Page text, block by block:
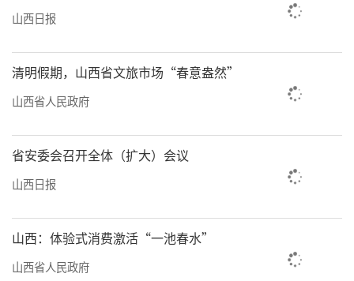
山西日报
清明假期，山西省文旅市场“春意盎然”
山西省人民政府
省安委会召开全体（扩大）会议
山西日报
山西：体验式消费激活“一池春水”
山西省人民政府